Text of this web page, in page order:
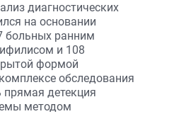
диагностических
на основании
больных ранним
и 108
формой
обследования
прямая детекция
методом